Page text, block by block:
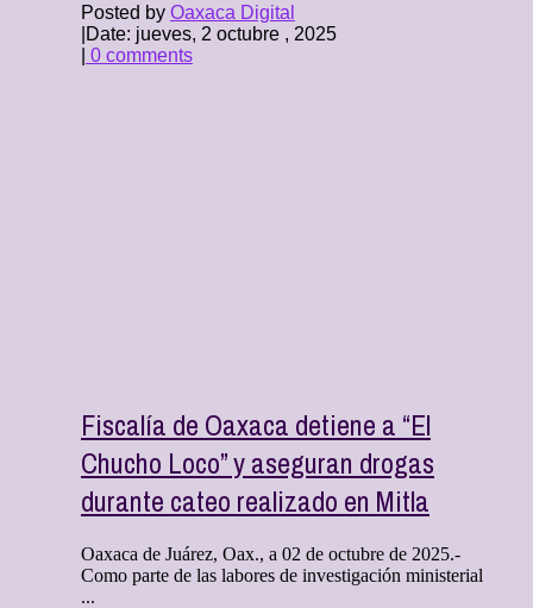
Posted by Oaxaca Digital
Date: jueves, 2 octubre , 2025
0 comments
Fiscalía de Oaxaca detiene a “El
Chucho Loco” y aseguran drogas
durante cateo realizado en Mitla
Oaxaca de Juárez, Oax., a 02 de octubre de 2025.-
Como parte de las labores de investigación ministerial
...